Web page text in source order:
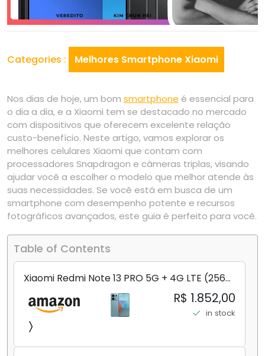
Categories : Melhores Smartphone Xiaomi
Nos dias de hoje, um bom smartphone é essencial para
o dia a dia, e a Xiaomi tem se destacado no mercado
com dispositivos que oferecem excelente relação
custo-benefício. Neste artigo, vamos explorar os
melhores celulares Xiaomi que contam com
processadores Snapdragon e câmeras triplas, visando
ajudar você a escolher o modelo que melhor atende às
suas necessidades. Se você está em busca de um
smartphone com desempenho potente e recursos
fotográficos avançados, este guia é perfeito para você.
Table of Contents
Xiaomi Redmi Note 13 PRO 5G + 4G LTE (256
GB + 8 GB) 200 MP Triplo (Mobile Mint Tello
e) + (Pacote de carregador duplo de carro
rápido) (Ocean Teal (ROM))
R$ 1.852,00
in stock